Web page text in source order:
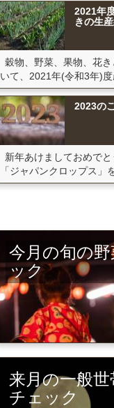
2021年
きの生
穀物、野菜、果物、花
いて、2021年(令和3年)度
2023の
新年あけましておめで
「ジャパンクロップス」
今月の旬の
ック
来月の一般
チェック